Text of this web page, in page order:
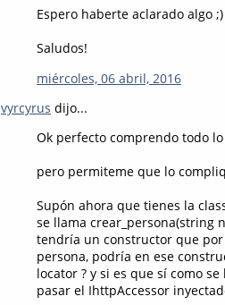
Espero haberte aclarado algo ;)
Saludos!
miércoles, 06 abril, 2016
vyrcyrus dijo...
Ok perfecto comprendo todo
pero permiteme que lo
Supón ahora que tienes la
se llama crear_persona(string
tendría un constructor que
persona, podría en ese
locator ? y si es que sí como
pasar el IhttpAccessor